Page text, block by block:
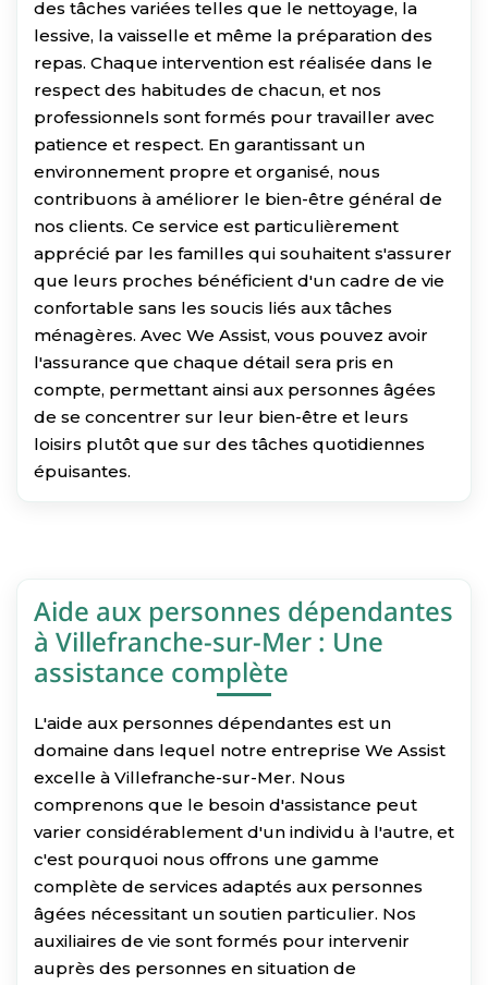
des tâches variées telles que le nettoyage, la
lessive, la vaisselle et même la préparation des
repas. Chaque intervention est réalisée dans le
respect des habitudes de chacun, et nos
professionnels sont formés pour travailler avec
patience et respect. En garantissant un
environnement propre et organisé, nous
contribuons à améliorer le bien-être général de
nos clients. Ce service est particulièrement
apprécié par les familles qui souhaitent s'assurer
que leurs proches bénéficient d'un cadre de vie
confortable sans les soucis liés aux tâches
ménagères. Avec We Assist, vous pouvez avoir
l'assurance que chaque détail sera pris en
compte, permettant ainsi aux personnes âgées
de se concentrer sur leur bien-être et leurs
loisirs plutôt que sur des tâches quotidiennes
épuisantes.
Aide aux personnes dépendantes
à Villefranche-sur-Mer : Une
assistance complète
L'aide aux personnes dépendantes est un
domaine dans lequel notre entreprise We Assist
excelle à Villefranche-sur-Mer. Nous
comprenons que le besoin d'assistance peut
varier considérablement d'un individu à l'autre, et
c'est pourquoi nous offrons une gamme
complète de services adaptés aux personnes
âgées nécessitant un soutien particulier. Nos
auxiliaires de vie sont formés pour intervenir
auprès des personnes en situation de